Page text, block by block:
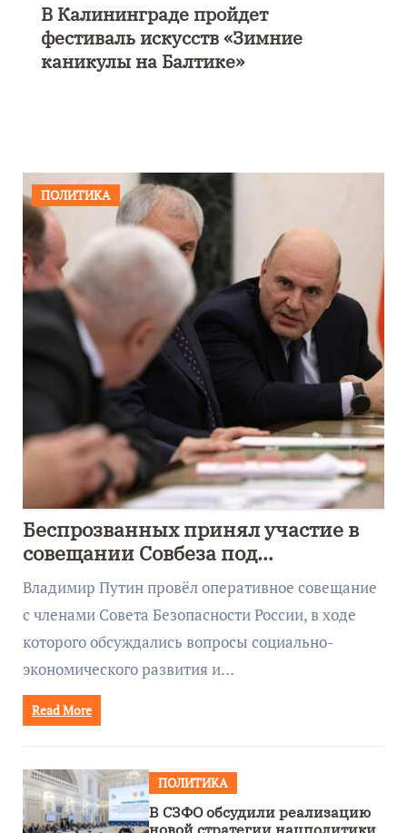
В Калининграде пройдет
фестиваль искусств «Зимние
каникулы на Балтике»
ПОЛИТИКА
Беспрозванных принял участие в
совещании Совбеза под
руководством Путина
Владимир Путин провёл оперативное совещание
с членами Совета Безопасности России, в ходе
которого обсуждались вопросы социально-
экономического развития и…
Read More
ПОЛИТИКА
В СЗФО обсудили реализацию
новой стратегии нацполитики